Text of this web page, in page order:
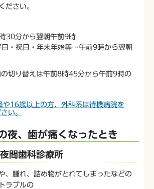
ださい。
30分から翌朝午前9時
日・祝日・年末年始等…午前9時から翌朝
切り替えは午前8時45分から午前9時の
や16歳以上の方、外科系は待機病院を
い。
夜、歯が痛くなったとき
間歯科診療所
、腫れ、詰め物がとれてしまったなどの
ラブルの